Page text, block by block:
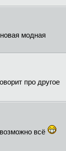
модная
про другое
всё